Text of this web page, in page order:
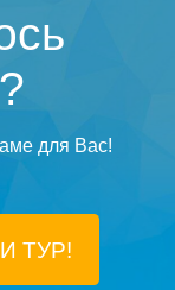
для Вас!
ТУР!